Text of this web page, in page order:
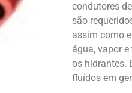
condutores
são
assim como
água, vapor
os hidrantes.
fluídos em